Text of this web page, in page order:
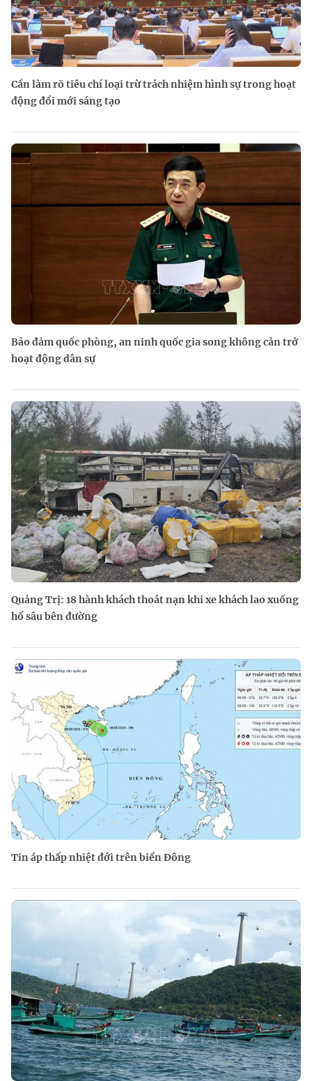
Cần làm rõ tiêu chí loại trừ trách nhiệm hình sự trong hoạt
động đổi mới sáng tạo
Bảo đảm quốc phòng, an ninh quốc gia song không cản trở
hoạt động dân sự
Quảng Trị: 18 hành khách thoát nạn khi xe khách lao xuống
hố sâu bên đường
Tin áp thấp nhiệt đới trên biển Đông